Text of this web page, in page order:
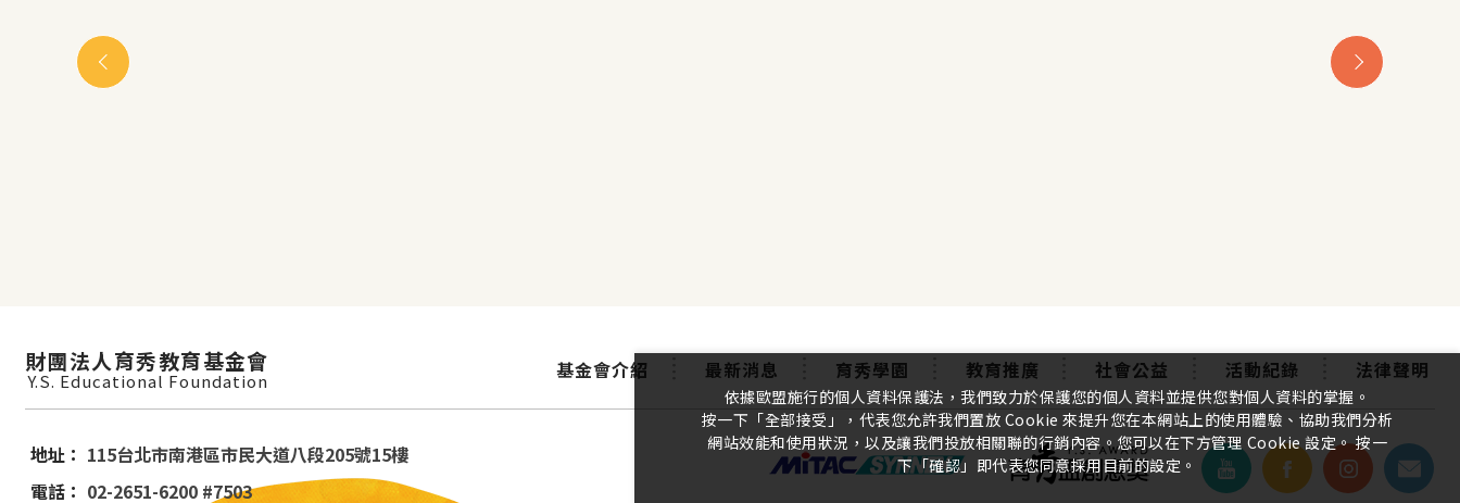
財團法人育秀教育基金會
Y.S. Educational Foundation 基金會介紹 最新消息 育秀學園 教育推廣 社會公益 活動紀錄 法律聲明
地址： 115台北市南港區市民大道八段205號15樓
電話： 02-2651-6200 #7503
依據歐盟施行的個人資料保護法，我們致力於保護您的個人資料並提供您對個人資料的掌握。
按一下「全部接受」，代表您允許我們置放 Cookie 來提升您在本網站上的使用體驗、協助我們分析
網站效能和使用狀況，以及讓我們投放相關聯的行銷內容。您可以在下方管理 Cookie 設定。 按一
下「確認」即代表您同意採用目前的設定。